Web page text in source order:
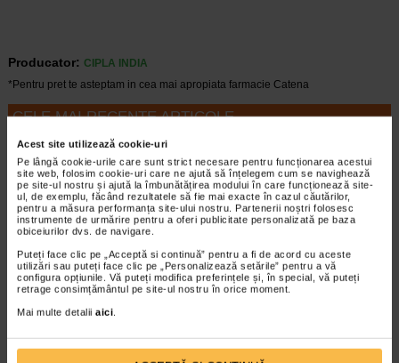
Acest site utilizează cookie-uri
Pe lângă cookie-urile care sunt strict necesare pentru funcționarea acestui
site web, folosim cookie-uri care ne ajută să înțelegem cum se navighează
pe site-ul nostru și ajută la îmbunătățirea modului în care funcționează site-
ul, de exemplu, făcând rezultatele să fie mai exacte în cazul căutărilor,
pentru a măsura performanța site-ului nostru. Partenerii noștri folosesc
instrumente de urmărire pentru a oferi publicitate personalizată pe baza
obiceiurilor dvs. de navigare.
Puteți face clic pe „Acceptă si continuă” pentru a fi de acord cu aceste
utilizări sau puteți face clic pe „Personalizează setările” pentru a vă
configura opțiunile. Vă puteți modifica preferințele și, în special, vă puteți
retrage consimțământul pe site-ul nostru în orice moment.
Mai multe detalii aici.
Producator: CIPLA INDIA
*Pentru pret te asteptam in cea mai apropiata farmacie Catena
CELE MAI RECENTE ARTICOLE
Cum sa va dezvoltati inteligenta emotionala:
metode prin care va puteti imbunatati EQ-ul
Boli neurologice si psihice
Inteligenta emotionala (EQ) se refera la
capacitatea de a identifica si gestiona
propriile emotii, precum si emotiile celorlalti.
In general, se spune ca inteligenta
emotionala cuprinde cateva abilitati:…
Timp de citire:4 minute, 39 secunde
Enurezis: cauze, factori declansatori si solutii
Enurezisul este termenul medical pentru